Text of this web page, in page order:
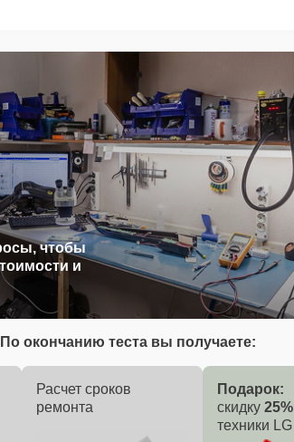
чтобы
и
По окончанию теста вы получаете:
Расчет сроков
ремонта
Подарок:
скидку 25%
техники LG